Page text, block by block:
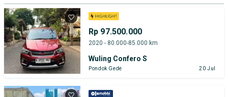
Rp 97.500.000
2020 - 80.000-85.000 km
Wuling Confero S
Pondok Gede 20 Jul